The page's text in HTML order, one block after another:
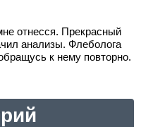
отнесся. Прекрасный
анализы. Флеболога
к нему повторно.